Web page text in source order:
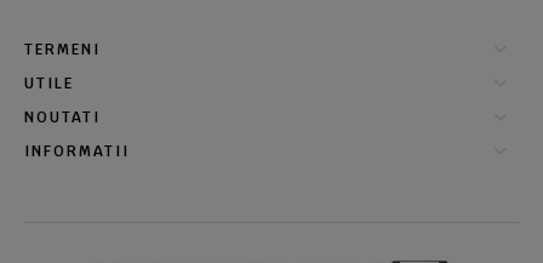
TERMENI
UTILE
NOUTATI
INFORMATII